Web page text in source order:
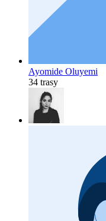
Ayomide Oluyemi
34 trasy